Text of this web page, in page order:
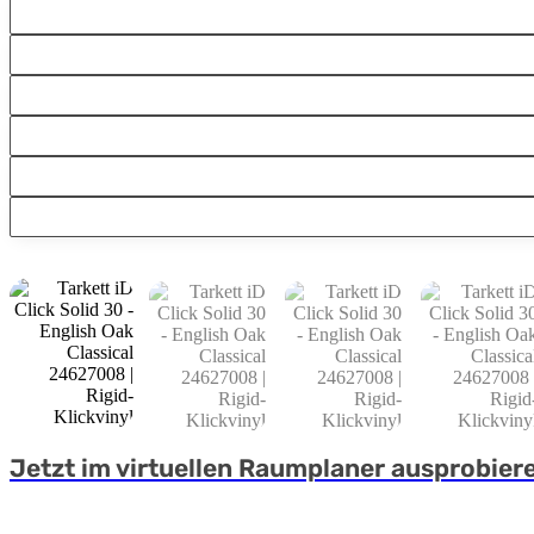
Jetzt im virtuellen Raumplaner